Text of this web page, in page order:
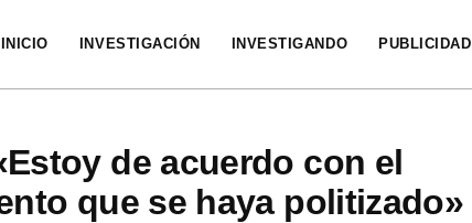
INICIO INVESTIGACIÓN INVESTIGANDO PUBLICIDAD
de acuerdo con el
que se haya politizado»